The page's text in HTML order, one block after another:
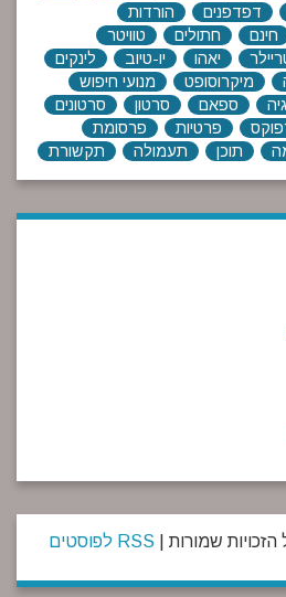
דפדפנים
הורדות
חינם חתולים
טוויטר
יאהו יו-טיוב
לינקים
מיקרוסופט
מנועי חיפוש
ספאם סרטון
סרטונים
פרטיות
פרסומת
תוכן תעמולה תקשורת
הזכויות שמורות | RSS לפוסטים